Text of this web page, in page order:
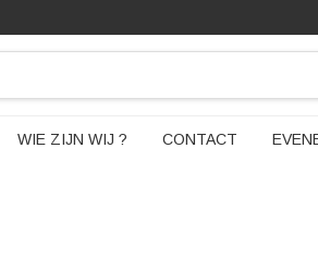
WIE ZIJN WIJ ? CONTACT